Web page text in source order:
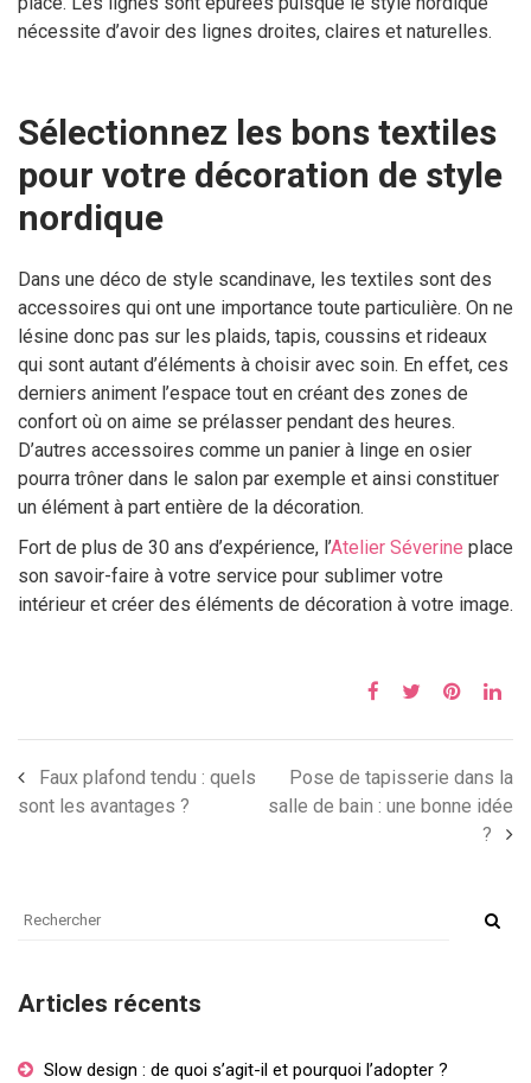
nécessite d’avoir des lignes droites, claires et naturelles.
Sélectionnez les bons textiles
pour votre décoration de style
nordique
Dans une déco de style scandinave, les textiles sont des
accessoires qui ont une importance toute particulière. On ne
lésine donc pas sur les plaids, tapis, coussins et rideaux
qui sont autant d’éléments à choisir avec soin. En effet, ces
derniers animent l’espace tout en créant des zones de
confort où on aime se prélasser pendant des heures.
D’autres accessoires comme un panier à linge en osier
pourra trôner dans le salon par exemple et ainsi constituer
un élément à part entière de la décoration.
Fort de plus de 30 ans d’expérience, l’Atelier Séverine place
son savoir-faire à votre service pour sublimer votre
intérieur et créer des éléments de décoration à votre image.
Faux plafond tendu : quels
sont les avantages ?
Pose de tapisserie dans la
salle de bain : une bonne idée
?
Articles récents
Slow design : de quoi s’agit-il et pourquoi l’adopter ?